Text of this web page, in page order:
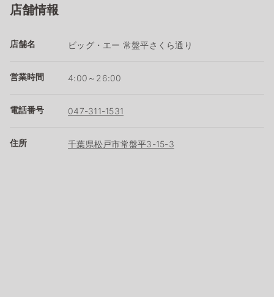
店舗情報
店舗名 ビッグ・エー 常盤平さくら通り
営業時間 4:00～26:00
電話番号 047-311-1531
住所 千葉県松戸市常盤平3-15-3